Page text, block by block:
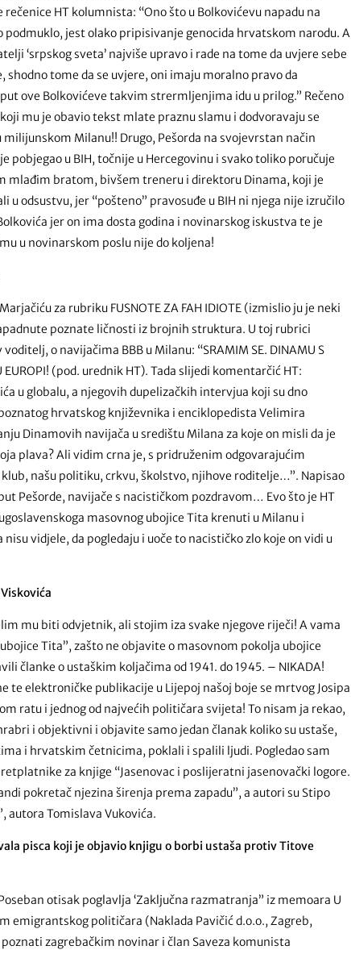
HT kolumnista: “Ono što u Bolkovićevu napadu na
jest olako pripisivanje genocida hrvatskom narodu. A
‘srpskog sveta’ najviše upravo i rade na tome da uvjere sebe
tome da se uvjere, oni imaju moralno pravo da
ove Bolkovićeve takvim strermljenjima idu u prilog.” Rečeno
mu je obavio tekst mlate praznu slamu i dodvoravaju se
Milanu!! Drugo, Pešorda na svojevrstan način
pobjegao u BIH, točnije u Hercegovinu i svako toliko poručuje
mlađim bratom, bivšem treneru i direktoru Dinama, koji je
u odsustvu, jer “pošteno” pravosuđe u BIH ni njega nije izručilo
jer on ima dosta godina i novinarskog iskustva te je
u novinarskom poslu nije do koljena!
za rubriku FUSNOTE ZA FAH IDIOTE (izmislio ju je neki
poznate ličnosti iz brojnih struktura. U toj rubrici
o navijačima BBB u Milanu: “SRAMIM SE. DINAMU S
EUROPI! (pod. urednik HT). Tada slijedi komentarčić HT:
u globalu, a njegovih dupelizačkih intervjua koji su dno
hrvatskog književnika i enciklopedista Velimira
Dinamovih navijača u središtu Milana za koje on misli da je
plava? Ali vidim crna je, s pridruženim odgovarajućim
našu politiku, crkvu, školstvo, njihove roditelje…”. Napisao
Pešorde, navijače s nacističkom pozdravom… Evo što je HT
masovnog ubojice Tita krenuti u Milanu i
vidjele, da pogledaju i uoče to nacističko zlo koje on vidi u
mu biti odvjetnik, ali stojim iza svake njegove riječi! A vama
Tita”, zašto ne objavite o masovnom pokolja ubojice
članke o ustaškim koljačima od 1941. do 1945. – NIKADA!
te elektroničke publikacije u Lijepoj našoj boje se mrtvog Josipa
ratu i jednog od najvećih političara svijeta! To nisam ja rekao,
i objektivni i objavite samo jedan članak koliko su ustaše,
i hrvatskim četnicima, poklali i spalili ljudi. Pogledao sam
za knjige “Jasenovac i poslijeratni jasenovački logore.
pokretač njezina širenja prema zapadu”, a autori su Stipo
autora Tomislava Vukovića.
pisca koji je objavio knjigu o borbi ustaša protiv Titove
otisak poglavlja ‘Zaključna razmatranja” iz memoara U
emigrantskog političara (Naklada Pavičić d.o.o., Zagreb,
zagrebačkim novinar i član Saveza komunista